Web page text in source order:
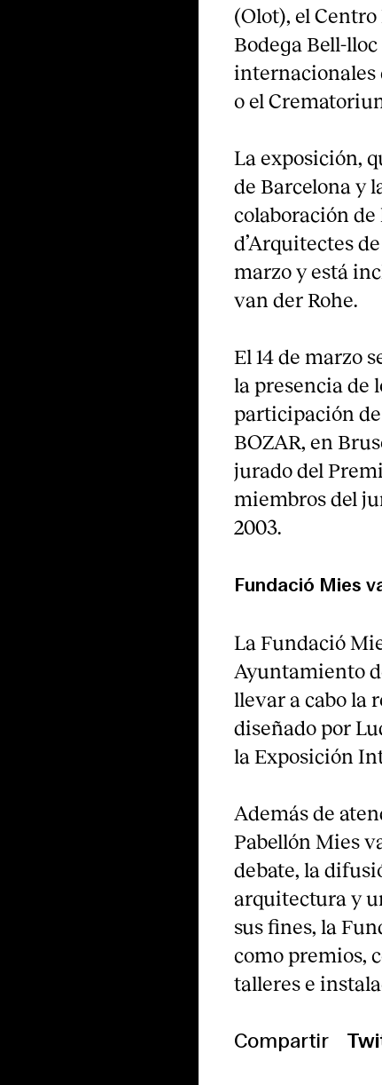
(Olot), el
Bodega Bell-
internacionales
o el
La exposición,
de Barcelona y
colaboración de
d’Arquitectes
marzo y está
van der Rohe.
El 14 de marzo
la presencia de
participación
BOZAR, en
jurado del
miembros del
2003.
Fundació Mies
La Fundació
Ayuntamiento
llevar a cabo la
diseñado por
la Exposición
Además de
Pabellón Mies
debate, la
arquitectura y
sus fines, la
como premios,
talleres e
Compartir